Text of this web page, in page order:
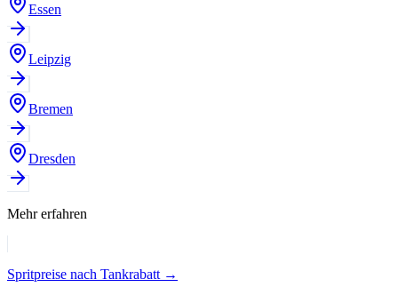
Essen
Leipzig
Bremen
Dresden
Mehr erfahren
Spritpreise nach Tankrabatt →